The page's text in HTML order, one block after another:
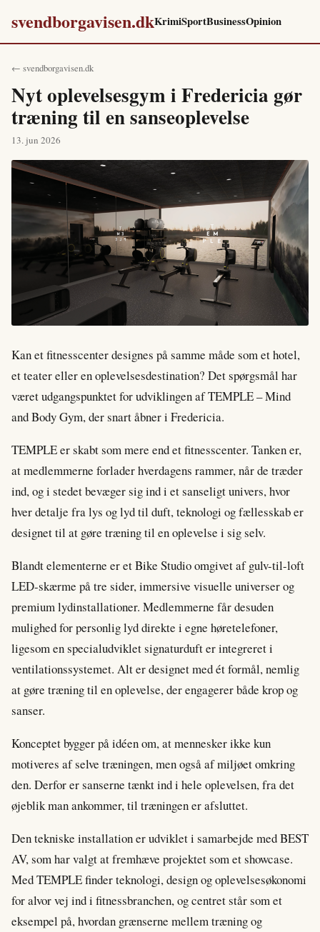
svendborgavisen.dkKrimiSportBusinessOpinion
← svendborgavisen.dk
Nyt oplevelsesgym i Fredericia gør
træning til en sanseoplevelse
13. jun 2026
Kan et fitnesscenter designes på samme måde som et hotel,
et teater eller en oplevelsesdestination? Det spørgsmål har
været udgangspunktet for udviklingen af TEMPLE – Mind
and Body Gym, der snart åbner i Fredericia.
TEMPLE er skabt som mere end et fitnesscenter. Tanken er,
at medlemmerne forlader hverdagens rammer, når de træder
ind, og i stedet bevæger sig ind i et sanseligt univers, hvor
hver detalje fra lys og lyd til duft, teknologi og fællesskab er
designet til at gøre træning til en oplevelse i sig selv.
Blandt elementerne er et Bike Studio omgivet af gulv-til-loft
LED-skærme på tre sider, immersive visuelle universer og
premium lydinstallationer. Medlemmerne får desuden
mulighed for personlig lyd direkte i egne høretelefoner,
ligesom en specialudviklet signaturduft er integreret i
ventilationssystemet. Alt er designet med ét formål, nemlig
at gøre træning til en oplevelse, der engagerer både krop og
sanser.
Konceptet bygger på idéen om, at mennesker ikke kun
motiveres af selve træningen, men også af miljøet omkring
den. Derfor er sanserne tænkt ind i hele oplevelsen, fra det
øjeblik man ankommer, til træningen er afsluttet.
Den tekniske installation er udviklet i samarbejde med BEST
AV, som har valgt at fremhæve projektet som et showcase.
Med TEMPLE finder teknologi, design og oplevelsesøkonomi
for alvor vej ind i fitnessbranchen, og centret står som et
eksempel på, hvordan grænserne mellem træning og